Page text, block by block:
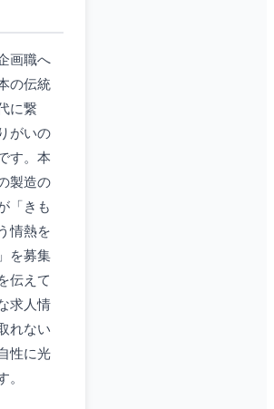
画職へ
の伝統
に繋
がいの
す。本
製造の
「きも
情熱を
を募集
伝えて
求人情
れない
性に光
。